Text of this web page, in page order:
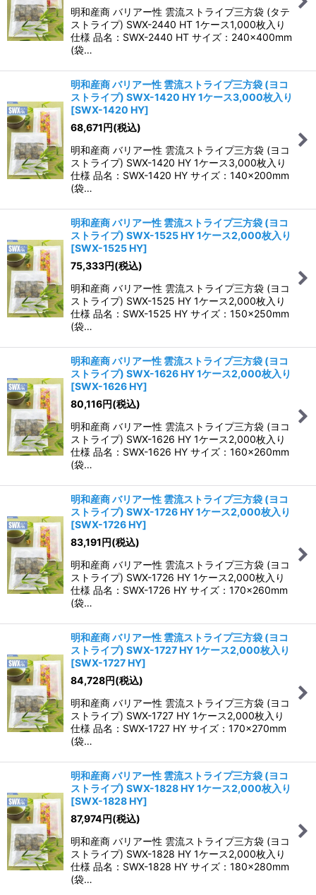
明和産商 バリアー性 雲流ストライプ三方袋 (タテ
ストライプ) SWX-2440 HT 1ケース1,000枚入り
仕様 品名：SWX-2440 HT サイズ：240×400mm
(袋…
明和産商 バリアー性 雲流ストライプ三方袋 (ヨコ
ストライプ) SWX-1420 HY 1ケース3,000枚入り
[SWX-1420 HY]
68,671円(税込)
明和産商 バリアー性 雲流ストライプ三方袋 (ヨコ
ストライプ) SWX-1420 HY 1ケース3,000枚入り
仕様 品名：SWX-1420 HY サイズ：140×200mm
(袋…
明和産商 バリアー性 雲流ストライプ三方袋 (ヨコ
ストライプ) SWX-1525 HY 1ケース2,000枚入り
[SWX-1525 HY]
75,333円(税込)
明和産商 バリアー性 雲流ストライプ三方袋 (ヨコ
ストライプ) SWX-1525 HY 1ケース2,000枚入り
仕様 品名：SWX-1525 HY サイズ：150×250mm
(袋…
明和産商 バリアー性 雲流ストライプ三方袋 (ヨコ
ストライプ) SWX-1626 HY 1ケース2,000枚入り
[SWX-1626 HY]
80,116円(税込)
明和産商 バリアー性 雲流ストライプ三方袋 (ヨコ
ストライプ) SWX-1626 HY 1ケース2,000枚入り
仕様 品名：SWX-1626 HY サイズ：160×260mm
(袋…
明和産商 バリアー性 雲流ストライプ三方袋 (ヨコ
ストライプ) SWX-1726 HY 1ケース2,000枚入り
[SWX-1726 HY]
83,191円(税込)
明和産商 バリアー性 雲流ストライプ三方袋 (ヨコ
ストライプ) SWX-1726 HY 1ケース2,000枚入り
仕様 品名：SWX-1726 HY サイズ：170×260mm
(袋…
明和産商 バリアー性 雲流ストライプ三方袋 (ヨコ
ストライプ) SWX-1727 HY 1ケース2,000枚入り
[SWX-1727 HY]
84,728円(税込)
明和産商 バリアー性 雲流ストライプ三方袋 (ヨコ
ストライプ) SWX-1727 HY 1ケース2,000枚入り
仕様 品名：SWX-1727 HY サイズ：170×270mm
(袋…
明和産商 バリアー性 雲流ストライプ三方袋 (ヨコ
ストライプ) SWX-1828 HY 1ケース2,000枚入り
[SWX-1828 HY]
87,974円(税込)
明和産商 バリアー性 雲流ストライプ三方袋 (ヨコ
ストライプ) SWX-1828 HY 1ケース2,000枚入り
仕様 品名：SWX-1828 HY サイズ：180×280mm
(袋…